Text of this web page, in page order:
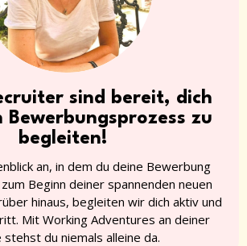
sind bereit, dich
Bewerbungsprozess zu
begleiten!
an, in dem du deine Bewerbung
Beginn deiner spannenden neuen
hinaus, begleiten wir dich aktiv und
Mit Working Adventures an deiner
stehst du niemals alleine da.